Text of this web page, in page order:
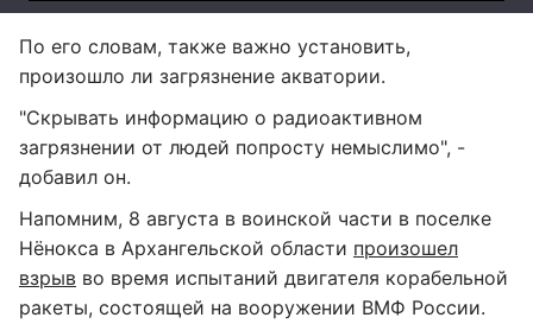
По его словам, также важно установить,
произошло ли загрязнение акватории.
"Скрывать информацию о радиоактивном
загрязнении от людей попросту немыслимо", -
добавил он.
Напомним, 8 августа в воинской части в поселке
Нёнокса в Архангельской области произошел
взрыв во время испытаний двигателя корабельной
ракеты, состоящей на вооружении ВМФ России.